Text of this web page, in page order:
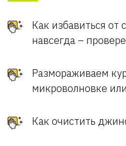
Как избавиться от
навсегда –
Размораживаем
микроволновке
Как очистить